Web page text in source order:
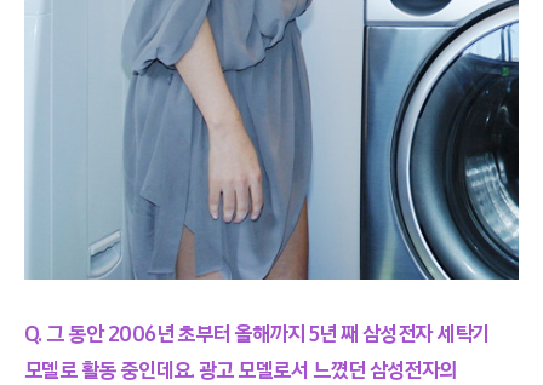
Q. 그 동안 2006년 초부터 올해까지 5년 째 삼성전자 세탁기
모델로 활동 중인데요. 광고 모델로서 느꼈던 삼성전자의